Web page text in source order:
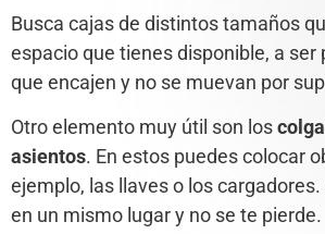
Busca cajas de distintos tamaños
espacio que tienes disponible, a ser
que encajen y no se muevan por
Otro elemento muy útil son los
asientos. En estos puedes colocar
ejemplo, las llaves o los
en un mismo lugar y no se te pierde.